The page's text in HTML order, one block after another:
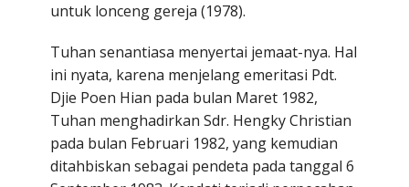
untuk lonceng gereja (1978).
Tuhan senantiasa menyertai jemaat-nya. Hal
ini nyata, karena menjelang emeritasi Pdt.
Djie Poen Hian pada bulan Maret 1982,
Tuhan menghadirkan Sdr. Hengky Christian
pada bulan Februari 1982, yang kemudian
ditahbiskan sebagai pendeta pada tanggal 6